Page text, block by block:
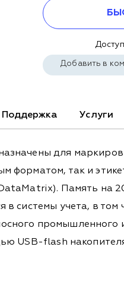
Добавить в
Поддержка Услуги
для
форматом, так и
Память
в системы учета, в
USB-flash